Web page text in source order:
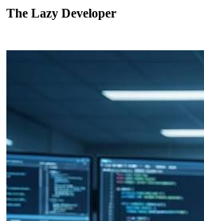
The Lazy Developer